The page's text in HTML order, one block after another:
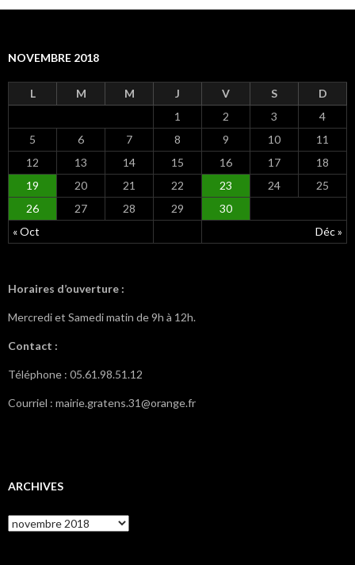
NOVEMBRE 2018
L M M J V S D
« Oct Déc »
1 2 3
4
5
6 7 8 9 10
11
12
13 14 15 16 17
18
19
20 21 22 23 24
25
26
27 28 29 30
Horaires d’ouverture :
Mercredi et Samedi matin de 9h à 12h.
Contact :
Téléphone : 05.61.98.51.12
Courriel : mairie.gratens.31@orange.fr
ARCHIVES
A
r